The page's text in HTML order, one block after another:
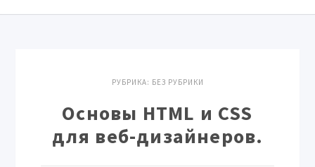
РУБРИКА: БЕЗ РУБРИКИ
Основы HTML и CSS
для веб-дизайнеров.